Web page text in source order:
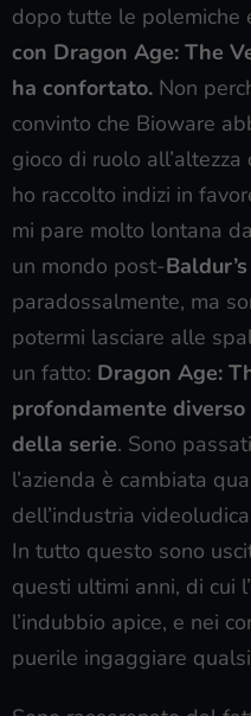
dopo tutte le polemiche
con Dragon Age: The
ha confortato. Non
convinto che Bioware
gioco di ruolo
ho raccolto indizi in
mi pare molto lontana
un mondo post-
paradossalmente, ma
potermi lasciare alle
un fatto: Dragon Age:
profondamente
della serie. Sono
l’azienda è cambiata
dell’industria
In tutto questo sono
questi ultimi anni, di cui
l’indubbio apice, e nei
puerile ingaggiare